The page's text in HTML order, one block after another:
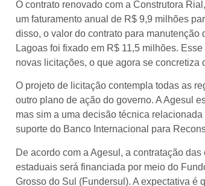
O contrato renovado com a Construtora
um faturamento anual de R$ 9,9 milhões
disso, o valor do contrato para
Lagoas foi fixado em R$ 11,5 milhões.
novas licitações, o que agora se concretiza
O projeto de licitação contempla todas as
outro plano de ação do governo. A Agesul
mas sim a uma decisão técnica
suporte do Banco Internacional para
De acordo com a Agesul, a contratação
estaduais será financiada por meio do
Grosso do Sul (Fundersul). A expectativa é